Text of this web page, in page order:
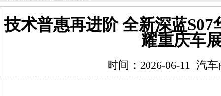
技术普惠再进阶 全新深蓝
耀重庆车
时间：2026-06-11 汽车